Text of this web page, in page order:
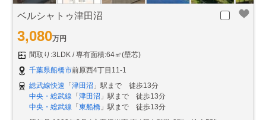
ベルシャトゥ津田沼
3,080万円
間取り:3LDK
専有面積:64㎡(壁芯)
千葉県船橋市前原西4丁目11-1
総武線快速 「津田沼 」駅まで 徒歩13分
中央・総武線 「津田沼 」駅まで 徒歩13分
中央・総武線 「東船橋 」駅まで 徒歩13分